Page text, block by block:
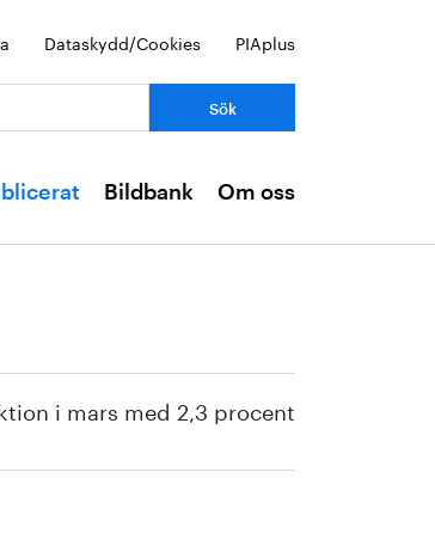
Dataskydd/Cookies PIAplus
Bildbank Om oss
i mars med 2,3 procent